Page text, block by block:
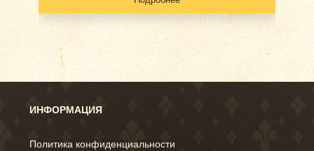
ИНФОРМАЦИЯ
Политика конфиденциальности